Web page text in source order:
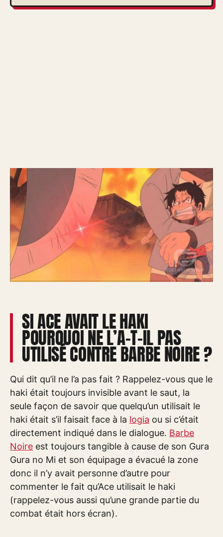
SI ACE AVAIT LE HAKI
POURQUOI NE L’A-T-IL PAS
UTILISÉ CONTRE BARBE NOIRE ?
Qui dit qu’il ne l’a pas fait ? Rappelez-vous que le
haki était toujours invisible avant le saut, la
seule façon de savoir que quelqu’un utilisait le
haki était s’il faisait face à la logia ou si c’était
directement indiqué dans le dialogue. Barbe
Noire est toujours tangible à cause de son Gura
Gura no Mi et son équipage a évacué la zone
donc il n’y avait personne d’autre pour
commenter le fait qu’Ace utilisait le haki
(rappelez-vous aussi qu’une grande partie du
combat était hors écran).